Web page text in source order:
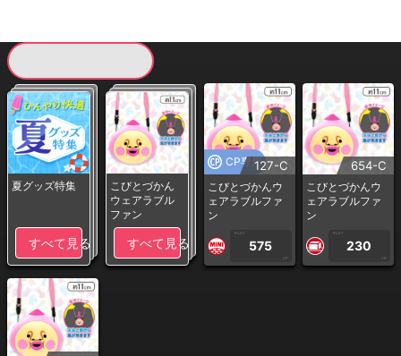
夏グッズ特集
すべて見る
こびとづかん
ウェアラブル
ファン
すべて見る
CP専用127-C
こびとづかんウ
ェアラブルファ
ン
1PLAY
575
CP
654-C
こびとづかんウ
ェアラブルファ
ン
1PLAY
230
CP